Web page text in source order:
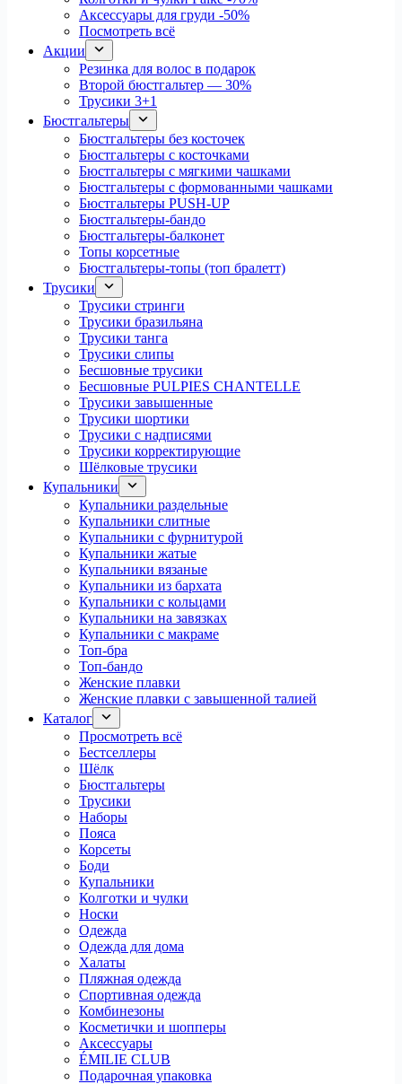
Аксессуары для груди -50%
Посмотреть всё
Акции
Резинка для волос в подарок
Второй бюстгальтер — 30%
Трусики 3+1
Бюстгальтеры
Бюстгальтеры без косточек
Бюстгальтеры с косточками
Бюстгальтеры с мягкими чашками
Бюстгальтеры с формованными чашками
Бюстгальтеры PUSH-UP
Бюстгальтеры-бандо
Бюстгальтеры-балконет
Топы корсетные
Бюстгальтеры-топы (топ бралетт)
Трусики
Трусики стринги
Трусики бразильяна
Трусики танга
Трусики слипы
Бесшовные трусики
Бесшовные PULPIES CHANTELLE
Трусики завышенные
Трусики шортики
Трусики с надписями
Трусики корректирующие
Шёлковые трусики
Купальники
Купальники раздельные
Купальники слитные
Купальники с фурнитурой
Купальники жатые
Купальники вязаные
Купальники из бархата
Купальники с кольцами
Купальники на завязках
Купальники с макраме
Топ-бра
Топ-бандо
Женские плавки
Женские плавки с завышенной талией
Каталог
Просмотреть всё
Бестселлеры
Шёлк
Бюстгальтеры
Трусики
Наборы
Пояса
Корсеты
Боди
Купальники
Колготки и чулки
Носки
Одежда
Одежда для дома
Халаты
Пляжная одежда
Спортивная одежда
Комбинезоны
Косметички и шопперы
Аксессуары
ÉMILIE CLUB
Подарочная упаковка